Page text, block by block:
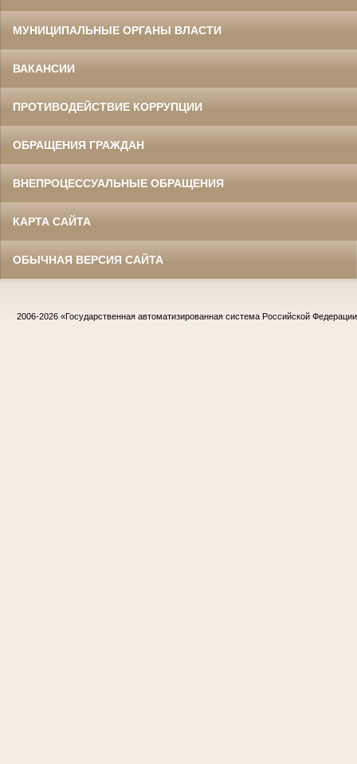
МУНИЦИПАЛЬНЫЕ ОРГАНЫ ВЛАСТИ
ВАКАНСИИ
ПРОТИВОДЕЙСТВИЕ КОРРУПЦИИ
ОБРАЩЕНИЯ ГРАЖДАН
ВНЕПРОЦЕССУАЛЬНЫЕ ОБРАЩЕНИЯ
КАРТА САЙТА
ОБЫЧНАЯ ВЕРСИЯ САЙТА
2006-2026 «Государственная автоматизированная система Российской